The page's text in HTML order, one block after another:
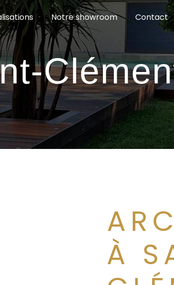
Notre showroom Contact
À